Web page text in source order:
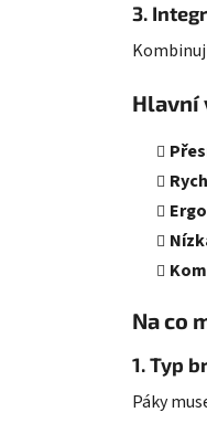
3.
Hlavní
Na co
1. Typ
Páky